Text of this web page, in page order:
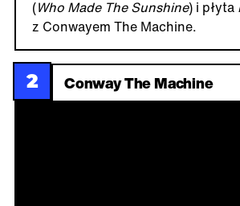
(Who Made The Sunshine) i płyta
z Conwayem The Machine.
2 Conway The Machine